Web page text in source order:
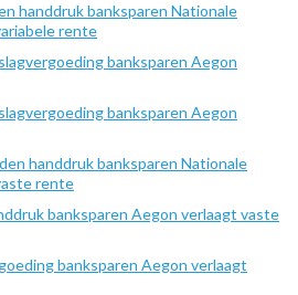
handdruk banksparen Nationale
rente
banksparen Aegon
banksparen Aegon
handdruk banksparen Nationale
rente
banksparen Aegon verlaagt vaste
banksparen Aegon verlaagt